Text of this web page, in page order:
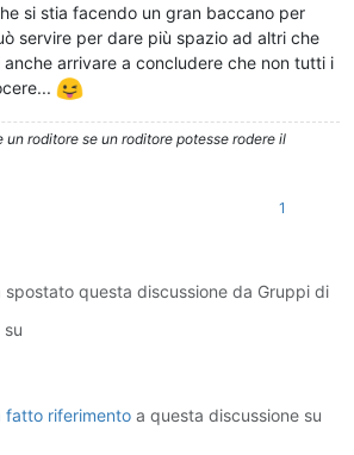
si stia facendo un gran baccano per
servire per dare più spazio ad altri che
anche arrivare a concludere che non tutti i
un roditore se un roditore potesse rodere il
1
spostato questa discussione da Gruppi di
fatto riferimento a questa discussione su